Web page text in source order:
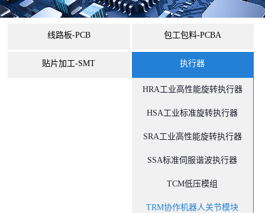
线路板-PCB 包工包料-PCBA
贴片加工-SMT 执行器
HRA工业高性能旋转执行器
HSA工业标准旋转执行器
SRA工业高性能旋转执行器
SSA标准伺服谐波执行器
TCM低压模组
TRM协作机器人关节模块